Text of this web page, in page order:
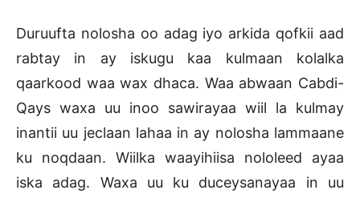
Duruufta nolosha oo adag iyo arkida qofkii aad
rabtay in ay iskugu kaa kulmaan kolalka
qaarkood waa wax dhaca. Waa abwaan Cabdi-
Qays waxa uu inoo sawirayaa wiil la kulmay
inantii uu jeclaan lahaa in ay nolosha lammaane
ku noqdaan. Wiilka waayihiisa nololeed ayaa
iska adag. Waxa uu ku duceysanayaa in uu